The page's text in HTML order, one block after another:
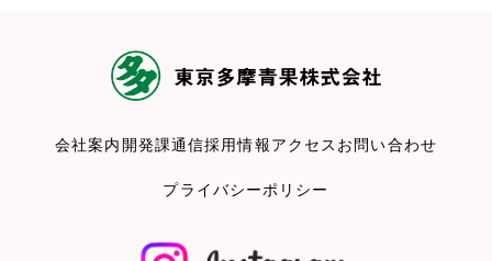
会社案内 開発課通信採用情報アクセス お問い合わせ
プライバシーポリシー